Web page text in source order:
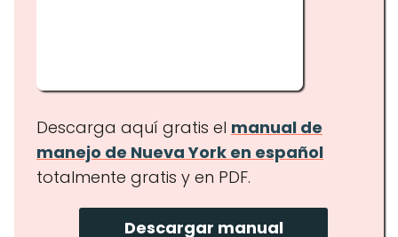
Descarga aquí gratis el manual de
manejo de Nueva York en español
totalmente gratis y en PDF.
Descargar manual